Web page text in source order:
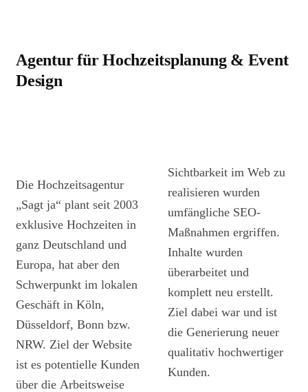
Agentur für Hochzeitsplanung & Event
Design
Die Hochzeitsagentur
„Sagt ja“ plant seit 2003
exklusive Hochzeiten in
ganz Deutschland und
Europa, hat aber den
Schwerpunkt im lokalen
Geschäft in Köln,
Düsseldorf, Bonn bzw.
NRW. Ziel der Website
ist es potentielle Kunden
über die Arbeitsweise
Sichtbarkeit im Web zu
realisieren wurden
umfängliche SEO-
Maßnahmen ergriffen.
Inhalte wurden
überarbeitet und
komplett neu erstellt.
Ziel dabei war und ist
die Generierung neuer
qualitativ hochwertiger
Kunden.